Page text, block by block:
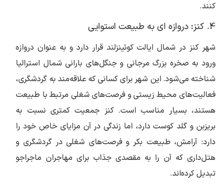
کنند.
4. کنز: دروازه ای به طبیعت استوایی
شهر کنز در شمال ایالت کوئینزلند قرار دارد و به عنوان دروازه
ورود به صخره بزرگ مرجانی و جنگل‌های بارانی شمال استرالیا
شناخته می‌شود. این شهر برای کسانی که علاقه‌مند به گردشگری،
فعالیت‌های محیط زیستی و فرصت‌های شغلی مرتبط با طبیعت
هستند، بسیار مناسب است. کنز جمعیت کمتری نسبت به
بریزبن و گلد کوست دارد، اما زندگی در آن مزایای خاص خود را
دارد: آرامش، طبیعت بکر و فرصت‌های شغلی در گردشگری و
هتل‌داری که آن را به مقصدی جذاب برای مهاجران ماجراجو
تبدیل کرده‌اند.